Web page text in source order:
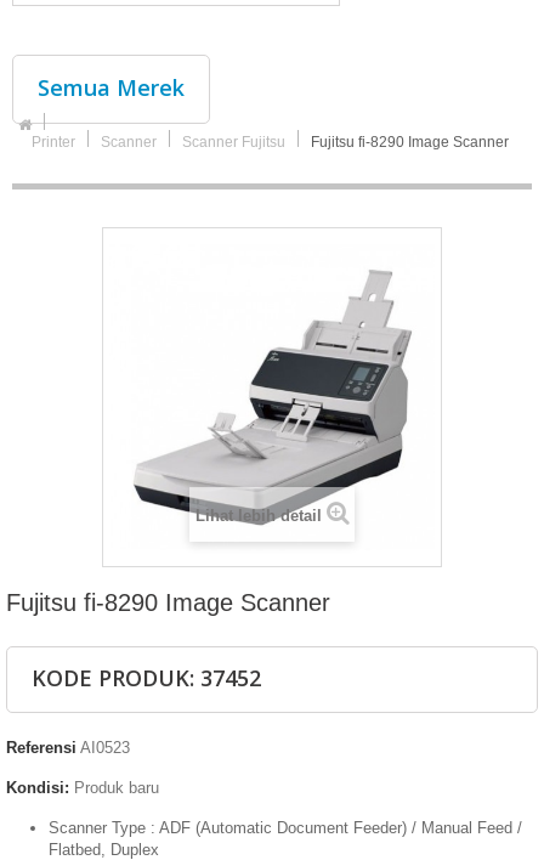
Semua Merek
Printer Scanner Scanner Fujitsu Fujitsu fi-8290 Image Scanner
Lihat lebih detail
Fujitsu fi-8290 Image Scanner
KODE PRODUK: 37452
Referensi AI0523
Kondisi: Produk baru
Scanner Type : ADF (Automatic Document Feeder) / Manual Feed /
Flatbed, Duplex